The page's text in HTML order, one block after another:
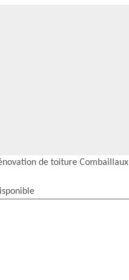
de toiture Combaillaux